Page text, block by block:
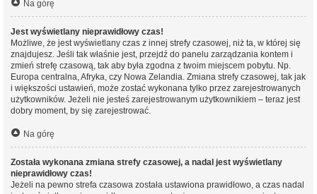
Na górę
Jest wyświetlany nieprawidłowy czas!
Możliwe, że jest wyświetlany czas z innej strefy czasowej, niż ta, w której się
znajdujesz. Jeśli tak właśnie jest, przejdź do panelu zarządzania kontem i
zmień strefę czasową, tak aby była zgodna z twoim miejscem pobytu. Np.
Europa centralna, Afryka, czy Nowa Zelandia. Zmiana strefy czasowej, tak jak
i większości ustawień, może zostać wykonana tylko przez zarejestrowanych
użytkowników. Jeżeli nie jesteś zarejestrowanym użytkownikiem – teraz jest
dobry moment, by się zarejestrować.
Na górę
Została wykonana zmiana strefy czasowej, a nadal jest wyświetlany
nieprawidłowy czas!
Jeżeli na pewno strefa czasowa została ustawiona prawidłowo, a czas nadal